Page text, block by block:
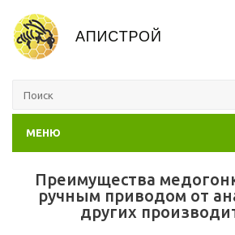
МЕНЮ
Преимущества
ручным приводом от
других